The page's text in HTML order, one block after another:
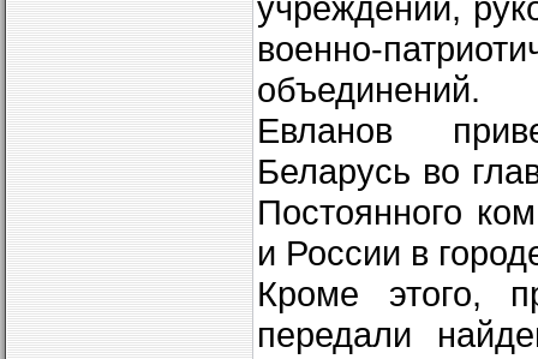
военно-
объединений.
Евланов
Беларусь во
Постоянного
и России в
Кроме этого,
передали